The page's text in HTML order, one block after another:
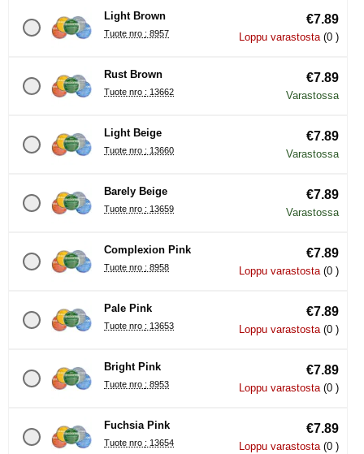
Light Brown
Tuote nro : 8957
€7.89
Loppu varastosta (0 )
Rust Brown
Tuote nro : 13662
€7.89
Varastossa
Light Beige
Tuote nro : 13660
€7.89
Varastossa
Barely Beige
Tuote nro : 13659
€7.89
Varastossa
Complexion Pink
Tuote nro : 8958
€7.89
Loppu varastosta (0 )
Pale Pink
Tuote nro : 13653
€7.89
Loppu varastosta (0 )
Bright Pink
Tuote nro : 8953
€7.89
Loppu varastosta (0 )
Fuchsia Pink
Tuote nro : 13654
€7.89
Loppu varastosta (0 )